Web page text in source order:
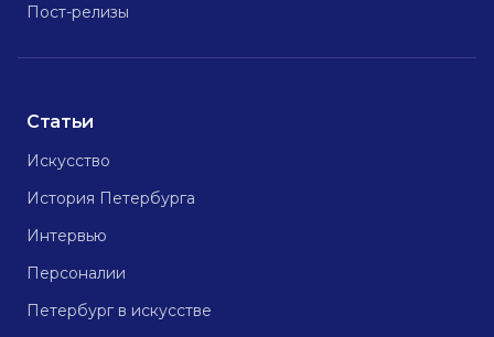
Пост-релизы
Статьи
Искусство
История Петербурга
Интервью
Персоналии
Петербург в искусстве